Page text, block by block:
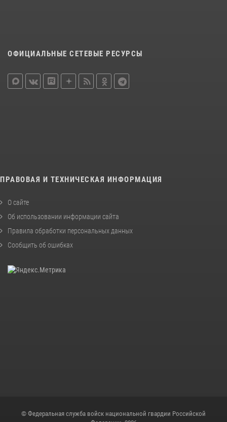
ОФИЦИАЛЬНЫЕ СЕТЕВЫЕ РЕСУРСЫ
ПРАВОВАЯ И ТЕХНИЧЕСКАЯ ИНФОРМАЦИЯ
О сайте
Об использовании информации сайта
Правила обработки персональных данных
Сообщить об ошибках
© Федеральная служба войск национальной гвардии Российской